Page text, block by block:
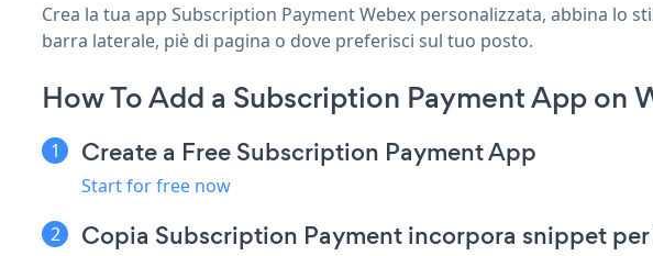
Crea la tua app Subscription Payment Webex personalizzata, abbina lo
barra laterale, piè di pagina o dove preferisci sul tuo posto.
How To Add a Subscription Payment App on
Create a Free Subscription Payment App
Start for free now
Copia Subscription Payment incorpora snippet